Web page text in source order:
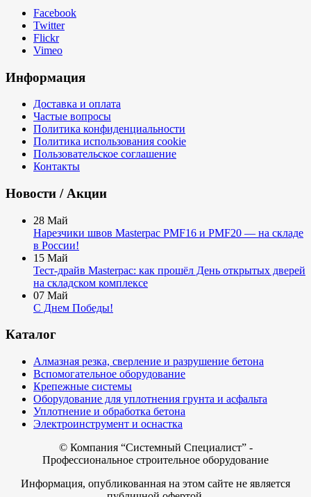
Facebook
Twitter
Flickr
Vimeo
Информация
Доставка и оплата
Частые вопросы
Политика конфиденциальности
Политика использования cookie
Пользовательское соглашение
Контакты
Новости / Акции
28 Май
Нарезчики швов Masterpac PMF16 и PMF20 — на складе
в России!
15 Май
Тест-драйв Masterpac: как прошёл День открытых дверей
на складском комплексе
07 Май
С Днем Победы!
Каталог
Алмазная резка, сверление и разрушение бетона
Вспомогательное оборудование
Крепежные системы
Оборудование для уплотнения грунта и асфальта
Уплотнение и обработка бетона
Электроинструмент и оснастка
© Компания “Системный Специалист” -
Профессиональное строительное оборудование
Информация, опубликованная на этом сайте не является